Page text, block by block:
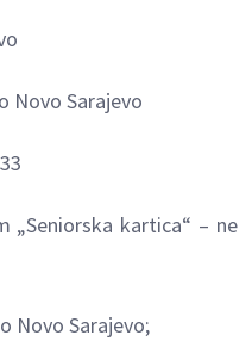
Novo Sarajevo
„Seniorska kartica“ – ne
Novo Sarajevo;